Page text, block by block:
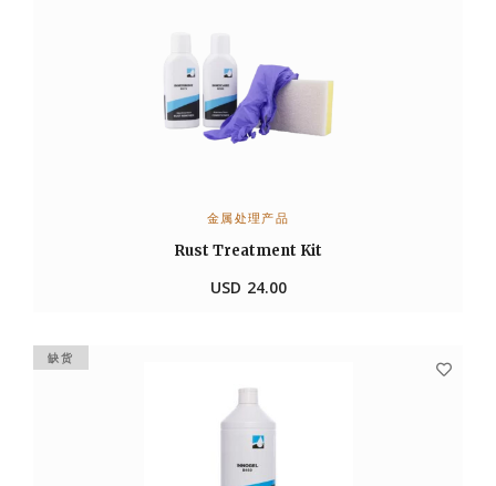
加入购物车
金属处理产品
Rust Treatment Kit
USD 24.00
缺货